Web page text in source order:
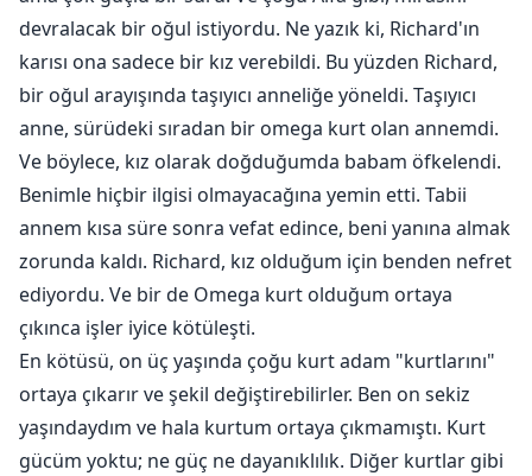
devralacak bir oğul istiyordu. Ne yazık ki, Richard'ın
karısı ona sadece bir kız verebildi. Bu yüzden Richard,
bir oğul arayışında taşıyıcı anneliğe yöneldi. Taşıyıcı
anne, sürüdeki sıradan bir omega kurt olan annemdi.
Ve böylece, kız olarak doğduğumda babam öfkelendi.
Benimle hiçbir ilgisi olmayacağına yemin etti. Tabii
annem kısa süre sonra vefat edince, beni yanına almak
zorunda kaldı. Richard, kız olduğum için benden nefret
ediyordu. Ve bir de Omega kurt olduğum ortaya
çıkınca işler iyice kötüleşti.
En kötüsü, on üç yaşında çoğu kurt adam "kurtlarını"
ortaya çıkarır ve şekil değiştirebilirler. Ben on sekiz
yaşındaydım ve hala kurtum ortaya çıkmamıştı. Kurt
gücüm yoktu; ne güç ne dayanıklılık. Diğer kurtlar gibi